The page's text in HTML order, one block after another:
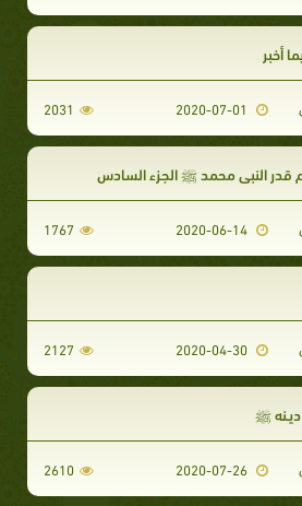
أخبر
2031
قدر النبى محمد ﷺ الجزء السادس
2020-06-14
1767
2020-04-30
2127
ﷺ
2020-07-26
2610